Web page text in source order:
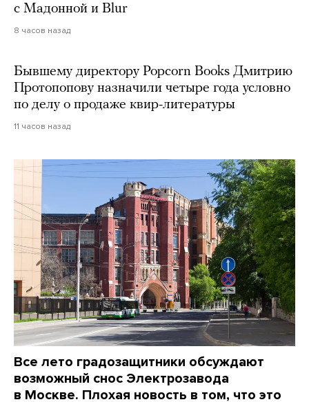
с Мадонной и Blur
8 часов назад
Бывшему директору Popcorn Books Дмитрию
Протопопову назначили четыре года условно
по делу о продаже квир-литературы
11 часов назад
Все лето градозащитники обсуждают
возможный снос Электрозавода
в Москве. Плохая новость в том, что это